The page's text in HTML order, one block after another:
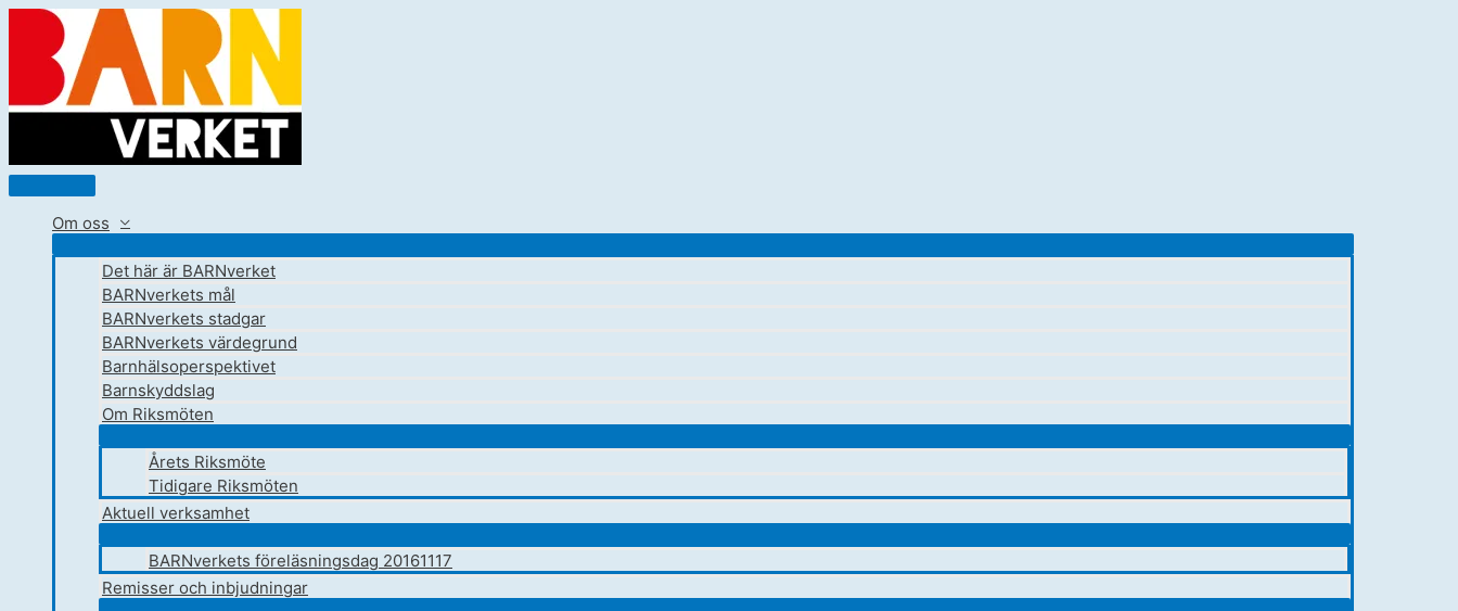
Hoppa
innehåll
Huvudmeny
Om oss
Det här är BARNverket
BARNverkets mål
BARNverkets stadgar
BARNverkets värdegrund
Barnhälsoperspektivet
Barnskyddslag
Om Riksmöten
Årets Riksmöte
Tidigare Riksmöten
Aktuell verksamhet
BARNverkets föreläsningsdag 20161117
Remisser och inbjudningar